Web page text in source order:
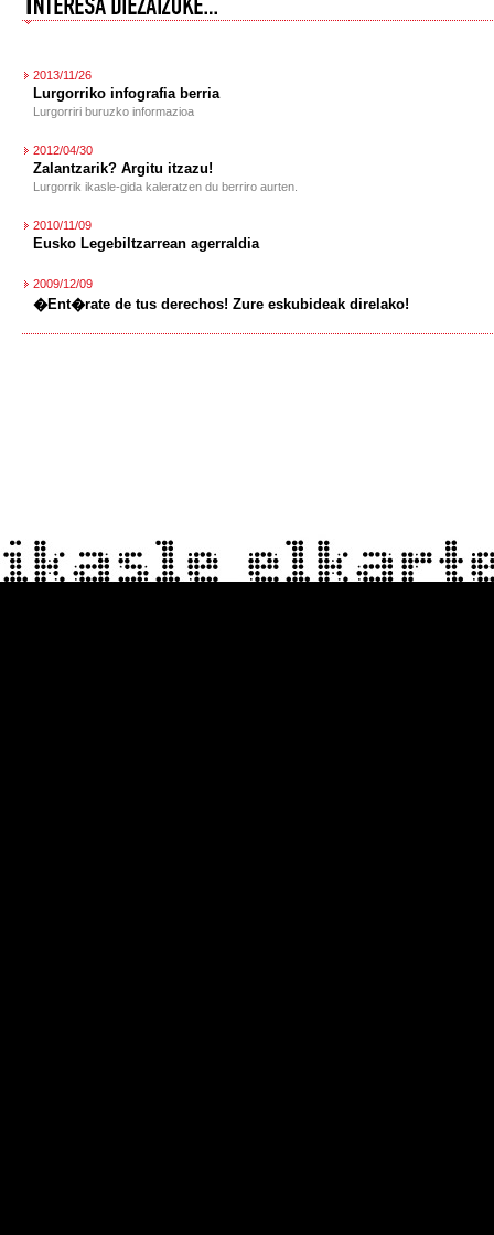
2013/11/26
Lurgorriko infografia berria
Lurgorriri buruzko informazioa
2012/04/30
Zalantzarik? Argitu itzazu!
Lurgorrik ikasle-gida kaleratzen du berriro aurten.
2010/11/09
Eusko Legebiltzarrean agerraldia
2009/12/09
�Ent�rate de tus derechos! Zure eskubideak direlako!